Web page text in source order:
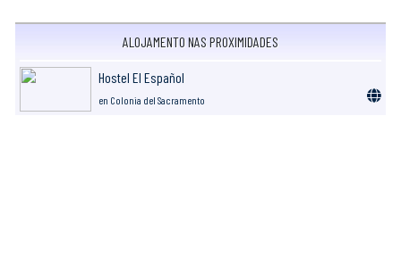
ALOJAMENTO NAS PROXIMIDADES
Hostel El Español
en Colonia del Sacramento